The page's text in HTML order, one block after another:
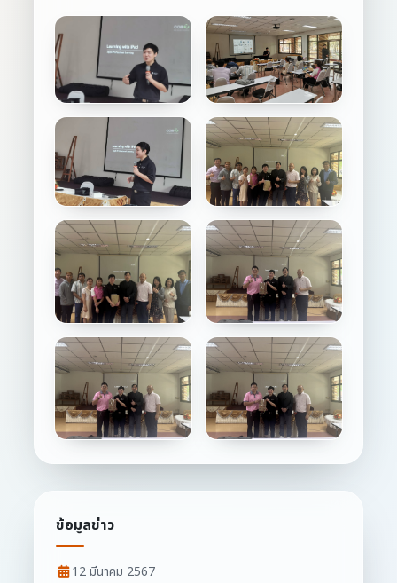
ข้อมูลข่าว
12 มีนาคม 2567